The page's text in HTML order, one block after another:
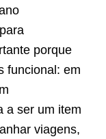
porque
funcional: em
a ser um item
viagens,